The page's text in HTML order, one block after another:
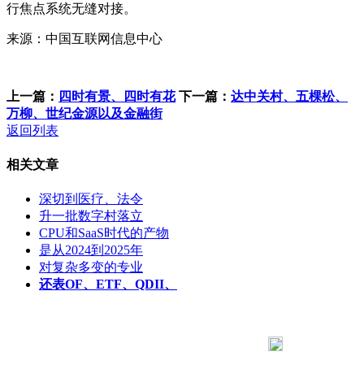
行焦点系统无缝对接。
来源：中国互联网信息中心
上一篇： 四时有景、四时有花 下一篇： 达中关村、五棵松、
万柳、世纪金源以及金融街
返回列表
相关文章
深切到医疗、法令
升一批数字村落立
CPU和SaaS时代的产物
是从2024到2025年
对复杂多变的专业
还表OF、ETF、QDII、